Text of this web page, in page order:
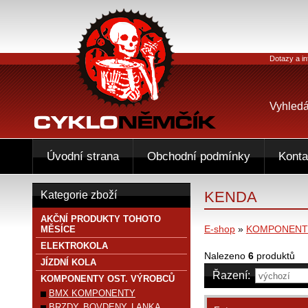
KENDA
E-shop »
Nalezeno 6 produktů
Řazení:
Kategorie zboží
AKČNÍ PRODUKTY TOHOTO
MĚSÍCE
ELEKTROKOLA
JÍZDNÍ KOLA
KOMPONENTY OST. VÝROBCŮ
BMX KOMPONENTY
Dotazy a
Úvodní strana Obchodní podmínky